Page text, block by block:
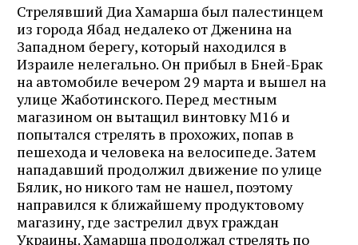
Стрелявший Диа Хамарша был палестинцем
из города Ябад недалеко от Дженина на
Западном берегу, который находился в
Израиле нелегально. Он прибыл в Бней-Брак
на автомобиле вечером 29 марта и вышел на
улице Жаботинского. Перед местным
магазином он вытащил винтовку М16 и
попытался стрелять в прохожих, попав в
пешехода и человека на велосипеде. Затем
нападавший продолжил движение по улице
Бялик, но никого там не нашел, поэтому
направился к ближайшему продуктовому
магазину, где застрелил двух граждан
Украины. Хамарша продолжал стрелять по